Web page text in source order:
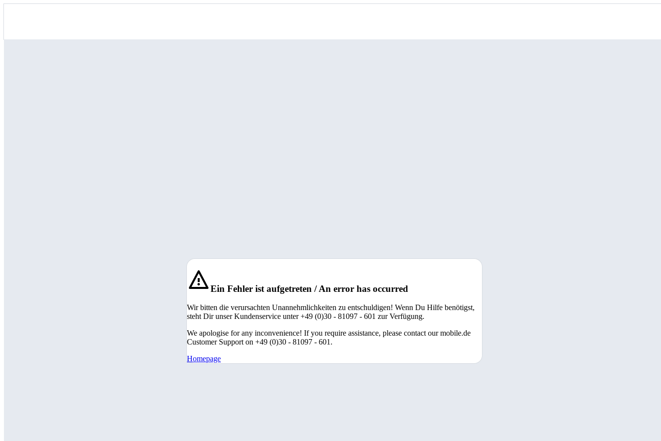
Ein Fehler ist aufgetreten / An error has occurred
Wir bitten die verursachten Unannehmlichkeiten zu entschuldigen! Wenn Du Hilfe benötigst,
steht Dir unser Kundenservice unter +49 (0)30 - 81097 - 601 zur Verfügung.
We apologise for any inconvenience! If you require assistance, please contact our mobile.de
Customer Support on +49 (0)30 - 81097 - 601.
Homepage